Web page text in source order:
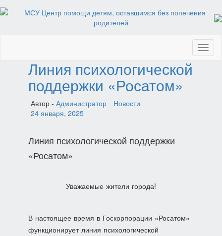
Линия психологической
поддержки «Росатом»
Автор - Администратор
Новости
24 января, 2025
Линия психологической поддержки
«Росатом»
Уважаемые жители города!
В настоящее время в Госкорпорации «Росатом»
функционирует линия психологической